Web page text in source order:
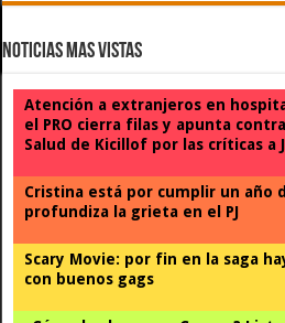
Noticias Mas Vistas
Atención a extranjeros en
el PRO cierra filas y apunta
Salud de Kicillof por las críticas a
Cristina está por cumplir un año
profundiza la grieta en el PJ
Scary Movie: por fin en la saga
con buenos gags